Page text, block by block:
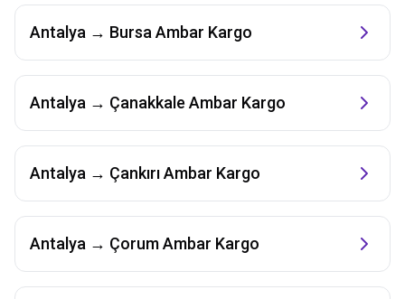
Antalya → Bursa Ambar Kargo
Antalya → Çanakkale Ambar Kargo
Antalya → ÇankırıAmbar Kargo
Antalya → ÇorumAmbar Kargo